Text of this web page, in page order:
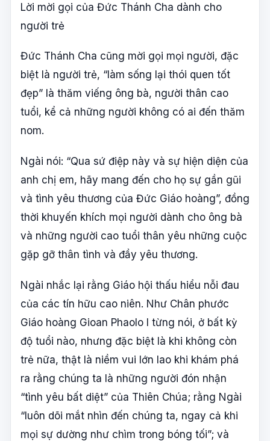
Lời mời gọi của Đức Thánh Cha dành cho
người trẻ
Đức Thánh Cha cũng mời gọi mọi người, đặc
biệt là người trẻ, “làm sống lại thói quen tốt
đẹp” là thăm viếng ông bà, người thân cao
tuổi, kể cả những người không có ai đến thăm
nom.
Ngài nói: “Qua sứ điệp này và sự hiện diện của
anh chị em, hãy mang đến cho họ sự gần gũi
và tình yêu thương của Đức Giáo hoàng”, đồng
thời khuyến khích mọi người dành cho ông bà
và những người cao tuổi thân yêu những cuộc
gặp gỡ thân tình và đầy yêu thương.
Ngài nhắc lại rằng Giáo hội thấu hiểu nỗi đau
của các tín hữu cao niên. Như Chân phước
Giáo hoàng Gioan Phaolo I từng nói, ở bất kỳ
độ tuổi nào, nhưng đặc biệt là khi không còn
trẻ nữa, thật là niềm vui lớn lao khi khám phá
ra rằng chúng ta là những người đón nhận
“tình yêu bất diệt” của Thiên Chúa; rằng Ngài
“luôn dõi mắt nhìn đến chúng ta, ngay cả khi
mọi sự dường như chìm trong bóng tối”; và